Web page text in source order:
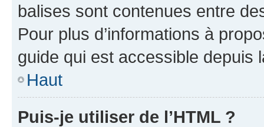
balises sont contenues entre
Pour plus d’informations à
guide qui est accessible depuis
Haut
Puis-je utiliser de l’HTML ?